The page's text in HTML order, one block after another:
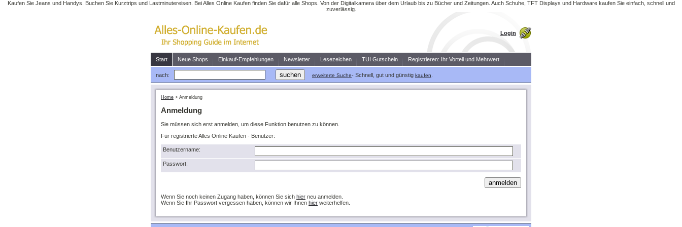
Kaufen Sie Jeans und Handys. Buchen Sie Kurztrips und Lastminutereisen. Bei Alles Online Kaufen finden Sie dafür alle Shops. Von der Digitalkamera über dem Urlaub bis zu Bücher und Zeitungen. Auch Schuhe, TFT Displays und Hardware kaufen Sie einfach, schnell und
zuverlässig.
Login
Start Neue Shops Einkauf-Empfehlungen Newsletter Lesezeichen TUI Gutschein Registrieren: Ihr Vorteil und Mehrwert
nach: erweiterte Suche- Schnell, gut und günstig kaufen
Home > Anmeldung
Anmeldung
Sie müssen sich erst anmelden, um diese Funktion benutzen zu können.
Für registrierte Alles Online Kaufen - Benutzer:
Benutzername:
Passwort:
Wenn Sie noch keinen Zugang haben, können Sie sich hier neu anmelden.
Wenn Sie Ihr Passwort vergessen haben, können wir Ihnen hier weiterhelfen.